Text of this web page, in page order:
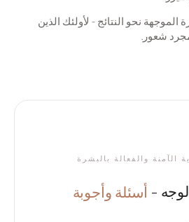
الموجهة نحو النتائج - لأولئك الذين
مجرد شعور.
الآمنة والفعالة بالبشرة
- أسئلة وأجوبة